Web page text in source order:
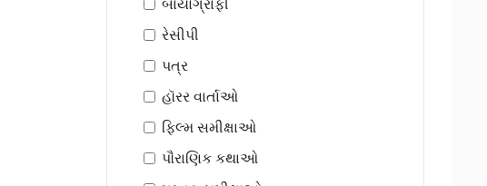
બાયોગ્રાફી
રેસીપી
પત્ર
હૉરર વાર્તાઓ
ફિલ્મ સમીક્ષાઓ
પૌરાણિક કથાઓ